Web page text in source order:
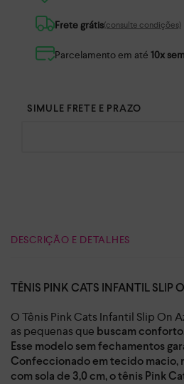
Frete grátis(consulte condições)
Parcelamento em até 10x
DESCRIÇÃO E DETALHES
TÊNIS PINK CATS INFANTIL SLIP
O Tênis Pink Cats Infantil Slip On
as pequenas que buscam
Esse modelo sem fechamentos
Confeccionado em tecido macio,
com sola de 3,0 cm, o tênis Pink